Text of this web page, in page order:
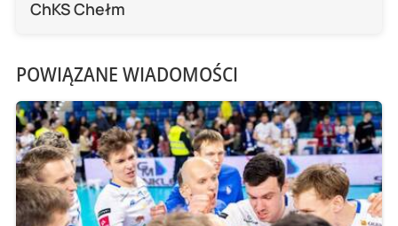
ChKS Chełm
POWIĄZANE WIADOMOŚCI